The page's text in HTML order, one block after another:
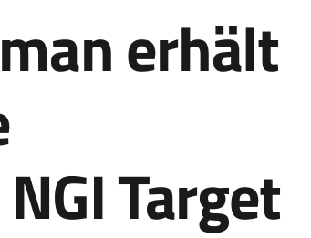
erhält
Target